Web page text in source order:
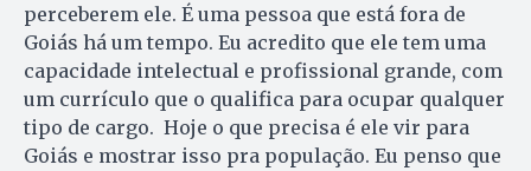
perceberem ele. É uma pessoa que está fora de
Goiás há um tempo. Eu acredito que ele tem uma
capacidade intelectual e profissional grande, com
um currículo que o qualifica para ocupar qualquer
tipo de cargo. Hoje o que precisa é ele vir para
Goiás e mostrar isso pra população. Eu penso que